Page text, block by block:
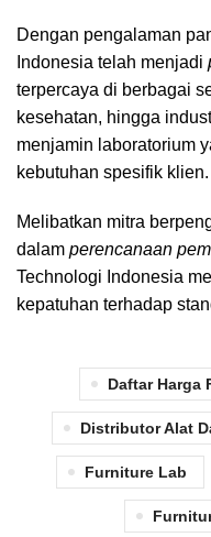
Dengan pengalaman
Indonesia telah menjadi
terpercaya di berbagai
kesehatan, hingga
menjamin laboratorium
kebutuhan spesifik klien.
Melibatkan mitra
dalam perencanaan
Technologi Indonesia
kepatuhan terhadap
Daftar Harga
Distributor Alat
Furniture Lab